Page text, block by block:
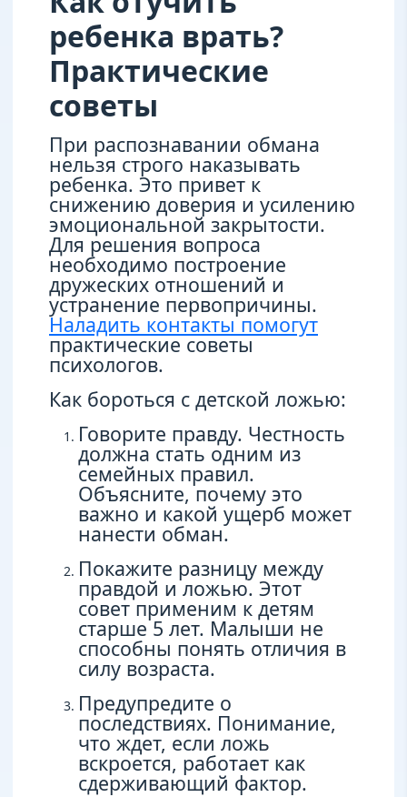
ребенка врать?
Практические
советы
При распознавании обмана
нельзя строго наказывать
ребенка. Это привет к
снижению доверия и усилению
эмоциональной закрытости.
Для решения вопроса
необходимо построение
дружеских отношений и
устранение первопричины.
Наладить контакты помогут
практические советы
психологов.
Как бороться с детской ложью:
Говорите правду. Честность
должна стать одним из
семейных правил.
Объясните, почему это
важно и какой ущерб может
нанести обман.
Покажите разницу между
правдой и ложью. Этот
совет применим к детям
старше 5 лет. Малыши не
способны понять отличия в
силу возраста.
Предупредите о
последствиях. Понимание,
что ждет, если ложь
вскроется, работает как
сдерживающий фактор.